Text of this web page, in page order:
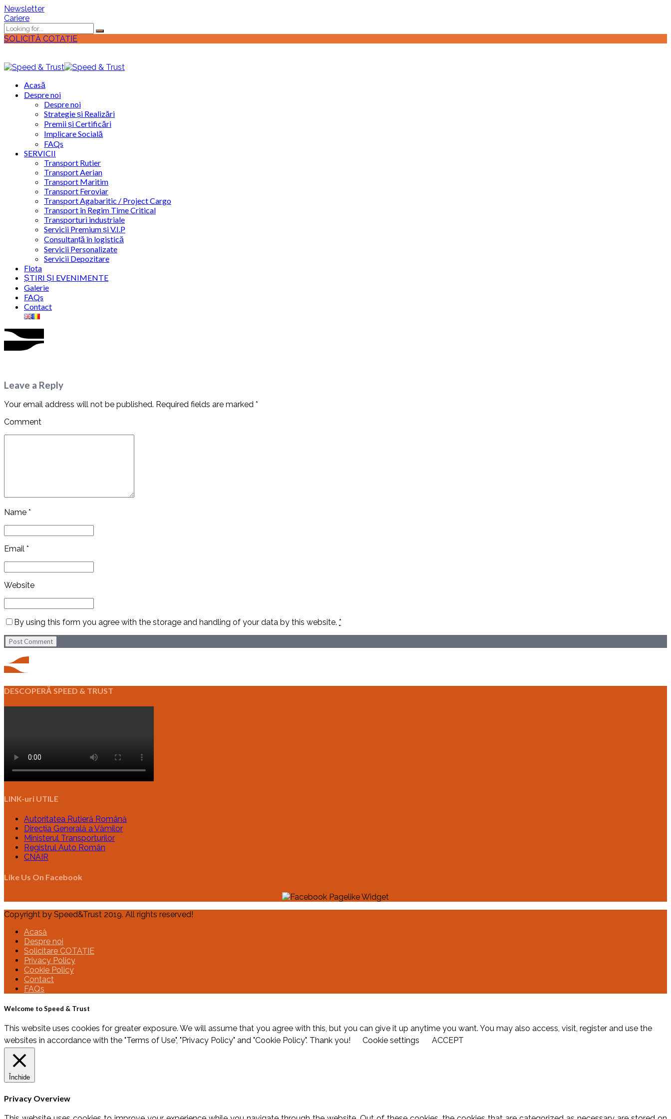
Newsletter
Cariere
SOLICITĂ COTAȚIE
Acasă
Despre noi
Despre noi
Strategie și Realizări
Premii și Certificări
Implicare Socială
FAQs
SERVICII
Transport Rutier
Transport Aerian
Transport Maritim
Transport Feroviar
Transport Agabaritic / Project Cargo
Transport în Regim Time Critical
Transporturi industriale
Servicii Premium și V.I.P
Consultanță în logistică
Servicii Personalizate
Servicii Depozitare
Flota
ȘTIRI ȘI EVENIMENTE
Galerie
FAQs
Contact
Leave a Reply
Your email address will not be published. Required fields are marked *
Comment
Name *
Email *
Website
By using this form you agree with the storage and handling of your data by this website. *
Post Comment
DESCOPERĂ SPEED & TRUST
LINK-uri UTILE
Autoritatea Rutieră Română
Direcția Generală a Vămilor
Ministerul Transporturilor
Registrul Auto Român
CNAIR
Like Us On Facebook
Copyright by Speed&Trust 2019. All rights reserved!
Acasă
Despre noi
Solicitare COTAȚIE
Privacy Policy
Cookie Policy
Contact
FAQs
Welcome to Speed & Trust
This website uses cookies for greater exposure. We will assume that you agree with this, but you can give it up anytime you want. You may also access, visit, register and use the
websites in accordance with the "Terms of Use", "Privacy Policy" and "Cookie Policy". Thank you!
Cookie settings ACCEPT
Închide
Privacy Overview